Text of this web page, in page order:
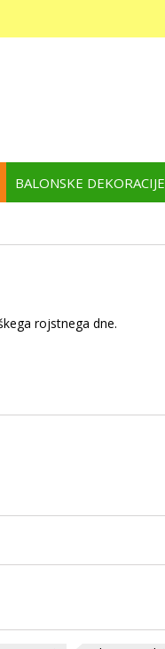
BALONSKE DEKORACIJE
rojstnega dne.